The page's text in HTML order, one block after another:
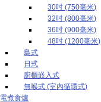
30吋 (750毫米)
32吋 (800毫米)
36吋 (900毫米)
48吋 (1200毫米)
島式
日式
廚櫃嵌入式
無喉式 (室內循環式)
電煮食爐